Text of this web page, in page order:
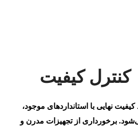
کنترل کیفیت
نهایی با استانداردهای موجود،
برخورداری از تجهیزات مدرن و